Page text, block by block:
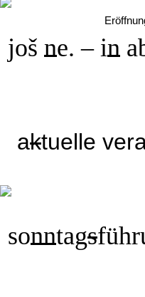
još ne. – in
aktuelle
sonntags